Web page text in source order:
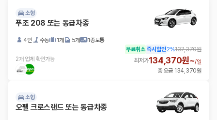
소형
푸조 208 또는 동급차종
4인 수동 1개 5개 1종보통
2개 업체 확인가능
무료취소 즉시할인2%137,370원
최저가134,370원~/일
총 요금 134,370원
소형
오펠 크로스랜드 또는 동급차종